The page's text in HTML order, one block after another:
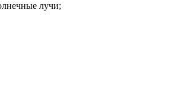
лучи;